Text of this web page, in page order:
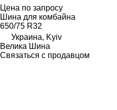
Цена по запросу
Шина для комбайна
650/75 R32
Украина, Kyiv
Велика Шина
Связаться с продавцом